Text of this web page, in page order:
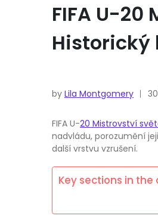
FIFA U-
Historický
by Lila Montgomery
FIFA U-20 Mistrovství
nadvládu, porozumění
další vrstvu vzrušení.
Key sections in the